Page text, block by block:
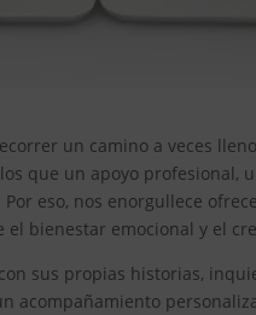
un camino a veces
que un apoyo profesional,
eso, nos enorgullece
bienestar emocional y el
sus propias historias,
acompañamiento